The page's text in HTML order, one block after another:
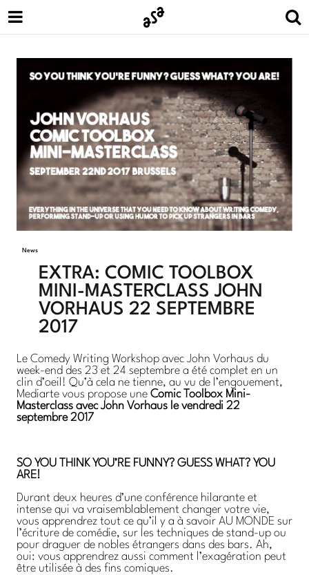
News
EXTRA: COMIC TOOLBOX
MINI-MASTERCLASS JOHN
VORHAUS 22 SEPTEMBRE
2017
Le Comedy Writing Workshop avec John Vorhaus du
week-end des 23 et 24 septembre a été complet en un
clin d’oeil! Qu’à cela ne tienne, au vu de l’engouement,
Mediarte vous propose une Comic Toolbox Mini-
Masterclass avec John Vorhaus le vendredi 22
septembre 2017
SO YOU THINK YOU’RE FUNNY? GUESS WHAT? YOU
ARE!
Durant deux heures d’une conférence hilarante et
intense qui va vraisemblablement changer votre vie,
vous apprendrez tout ce qu’il y a à savoir AU MONDE sur
l’écriture de comédie, sur les techniques de stand-up ou
pour draguer de nobles étrangers dans des bars. Ah,
oui: vous apprendrez aussi comment l’exagération peut
être utilisée à des fins comiques.